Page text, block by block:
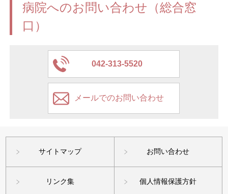
病院へのお問い合わせ（総合窓
口）
042-313-5520
メールでのお問い合わせ
サイトマップ お問い合わせ
リンク集 個人情報保護方針